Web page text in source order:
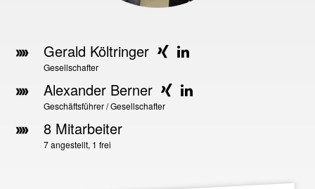
Gerald Költringer
Gesellschafter
Alexander Berner
Geschäftsführer / Gesellschafter
8 Mitarbeiter
7 angestellt, 1 frei